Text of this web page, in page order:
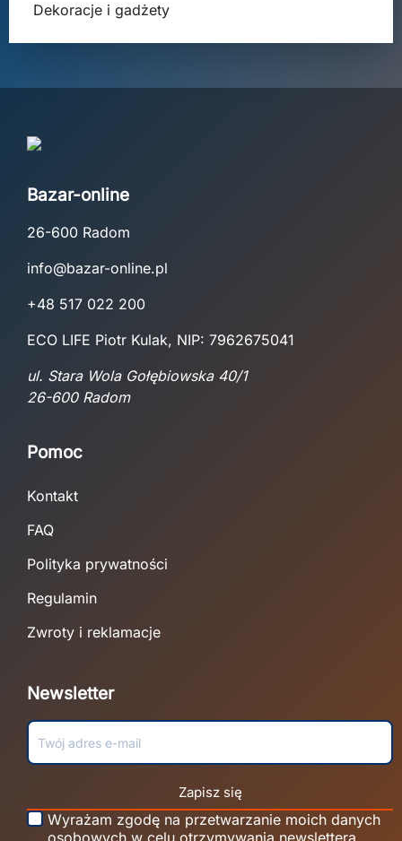
Dekoracje i gadżety
Bazar-online
26-600 Radom
info@bazar-online.pl
+48 517 022 200
ECO LIFE Piotr Kulak, NIP: 7962675041
ul. Stara Wola Gołębiowska 40/1
26-600 Radom
Pomoc
Kontakt
FAQ
Polityka prywatności
Regulamin
Zwroty i reklamacje
Newsletter
Zapisz się
Wyrażam zgodę na przetwarzanie moich danych
osobowych w celu otrzymywania newslettera